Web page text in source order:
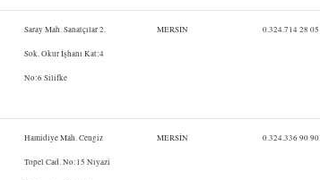
Saray Mah. Sanatçılar 2.
Sok. Okur İşhanı Kat:4
No:6 Silifke
MERSİN 0.324.714 28 05
Hamidiye Mah. Cengiz
Topel Cad. No:15 Niyazi
MERSİN 0.324.336 90 90